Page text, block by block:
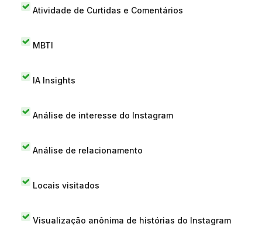
Atividade de Curtidas e Comentários
MBTI
IA Insights
Análise de interesse do Instagram
Análise de relacionamento
Locais visitados
Visualização anônima de histórias do Instagram